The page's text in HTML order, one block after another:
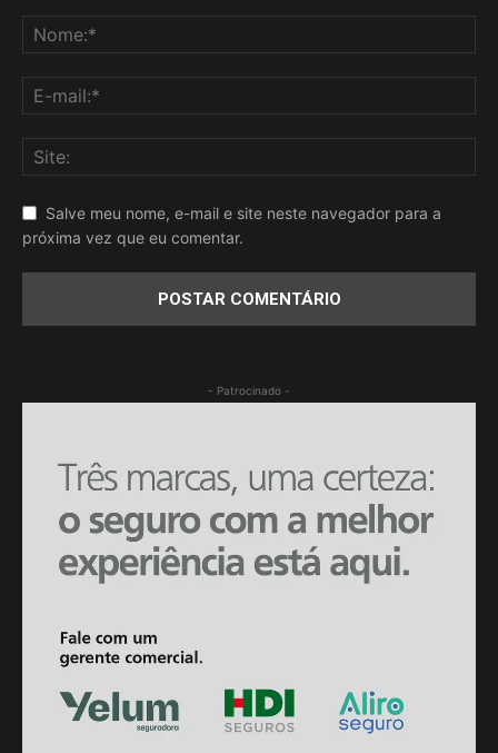
Salve meu nome, e-mail e site neste navegador para a
próxima vez que eu comentar.
- Patrocinado -